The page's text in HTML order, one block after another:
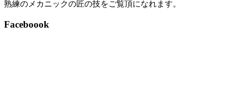
熟練のメカニックの匠の技をご覧頂になれます。
Faceboook